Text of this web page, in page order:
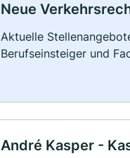
Neue
Aktuelle
Berufseinsteiger und
André Kasper -